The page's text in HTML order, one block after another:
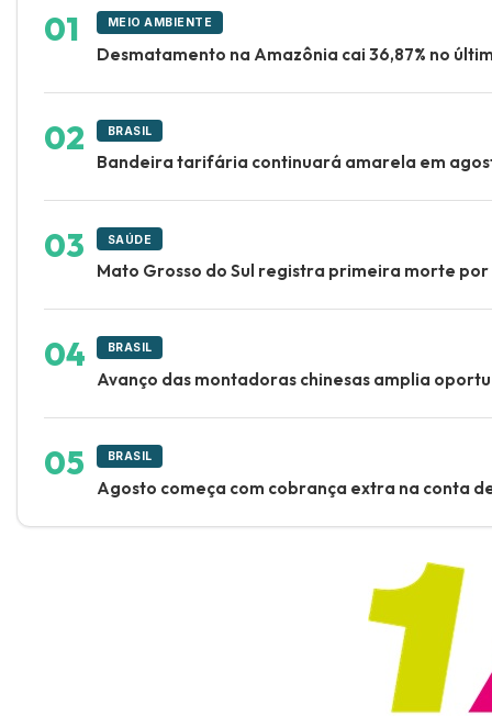
MEIO AMBIENTE
Desmatamento na Amazônia cai 36,87% no
BRASIL
Bandeira tarifária continuará amarela em
SAÚDE
Mato Grosso do Sul registra primeira morte
BRASIL
Avanço das montadoras chinesas amplia
BRASIL
Agosto começa com cobrança extra na conta